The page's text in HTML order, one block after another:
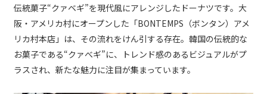
伝統菓子“クァベギ”を現代風にアレンジしたドーナツです。大
阪・アメリカ村にオープンした「BONTEMPS（ボンタン）アメ
リカ村本店」は、その流れをけん引する存在。韓国の伝統的な
お菓子である“クァべギ”に、トレンド感のあるビジュアルがプ
ラスされ、新たな魅力に注目が集まっています。